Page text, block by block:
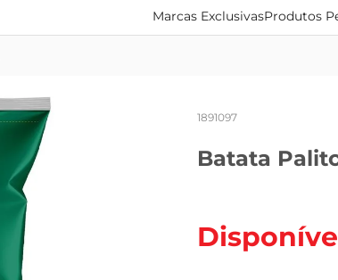
Marcas ExclusivasProdutos
1891097
Batata
lavar